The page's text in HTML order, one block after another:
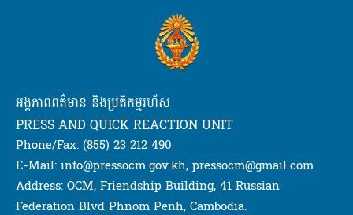
អង្គភាពពត៌មាន និងប្រតិកម្មរហ័ស
PRESS AND QUICK REACTION UNIT
Phone/Fax: (855) 23 212 490
E-Mail: info@pressocm.gov.kh, pressocm@gmail.com
Address: OCM, Friendship Building, 41 Russian
Federation Blvd Phnom Penh, Cambodia.